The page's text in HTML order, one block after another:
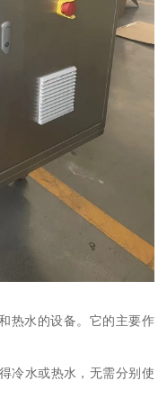
热水的设备。它的主要作
冷水或热水，无需分别使